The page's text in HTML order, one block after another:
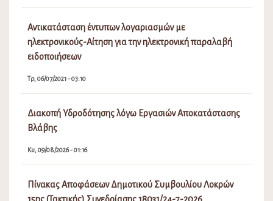
Αντικατάσταση έντυπων λογαριασμών με
ηλεκτρονικούς-Αίτηση για την ηλεκτρονική παραλαβή
ειδοποιήσεων
Τρ, 06/07/2021 - 03:10
Διακοπή Υδροδότησης λόγω Εργασιών Αποκατάστασης
Βλάβης
Κυ, 09/08/2026 - 01:16
Πίνακας Αποφάσεων Δημοτικού Συμβουλίου Λοκρών